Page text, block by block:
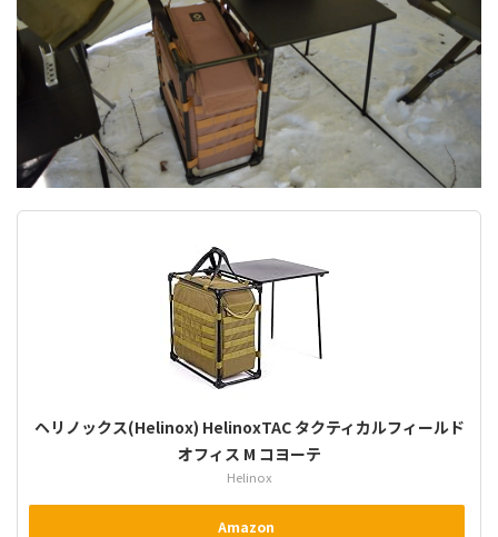
ヘリノックス(Helinox) HelinoxTAC タクティカルフィールド
オフィス M コヨーテ
Helinox
Amazon